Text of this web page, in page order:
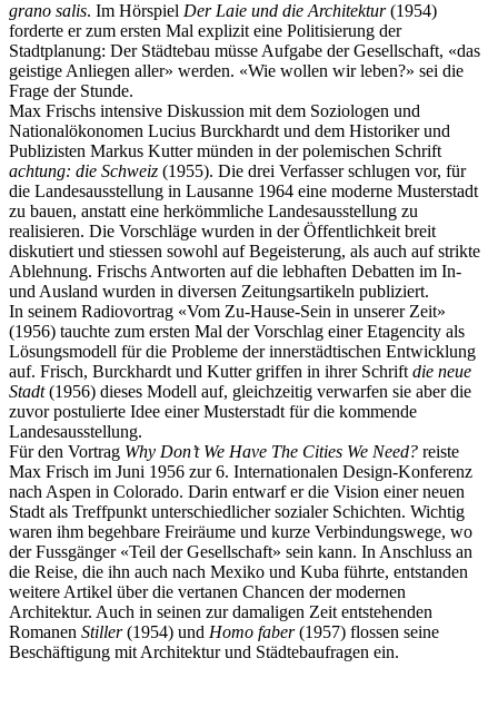
grano salis. Im Hörspiel Der Laie und die Architektur(1954)
forderte er zum ersten Mal explizit eine Politisierung der
Stadtplanung: Der Städtebau müsse Aufgabe der Gesellschaft, «das
geistige Anliegen aller» werden. «Wie wollen wir leben?» sei die
Frage der Stunde.
Max Frischs intensive Diskussion mit dem Soziologen und
Nationalökonomen Lucius Burckhardt und dem Historiker und
Publizisten Markus Kutter münden in der polemischen Schrift
achtung: die Schweiz (1955). Die drei Verfasser schlugen vor, für
die Landesausstellung in Lausanne 1964 eine moderne Musterstadt
zu bauen, anstatt eine herkömmliche Landesausstellung zu
realisieren. Die Vorschläge wurden in der Öffentlichkeit breit
diskutiert und stiessen sowohl auf Begeisterung, als auch auf strikte
Ablehnung. Frischs Antworten auf die lebhaften Debatten im In-
und Ausland wurden in diversen Zeitungsartikeln publiziert.
In seinem Radiovortrag «Vom Zu-Hause-Sein in unserer Zeit»
(1956) tauchte zum ersten Mal der Vorschlag einer Etagencity als
Lösungsmodell für die Probleme der innerstädtischen Entwicklung
auf. Frisch, Burckhardt und Kutter griffen in ihrer Schrift die neue
Stadt(1956) dieses Modell auf, gleichzeitig verwarfen sie aber die
zuvor postulierte Idee einer Musterstadt für die kommende
Landesausstellung.
Für den Vortrag Why Don’t We Have The Cities We Need? reiste
Max Frisch im Juni 1956 zur 6. Internationalen Design-Konferenz
nach Aspen in Colorado. Darin entwarf er die Vision einer neuen
Stadt als Treffpunkt unterschiedlicher sozialer Schichten. Wichtig
waren ihm begehbare Freiräume und kurze Verbindungswege, wo
der Fussgänger «Teil der Gesellschaft» sein kann. In Anschluss an
die Reise, die ihn auch nach Mexiko und Kuba führte, entstanden
weitere Artikel über die vertanen Chancen der modernen
Architektur. Auch in seinen zur damaligen Zeit entstehenden
Romanen Stiller(1954) und Homo faber(1957) flossen seine
Beschäftigung mit Architektur und Städtebaufragen ein.